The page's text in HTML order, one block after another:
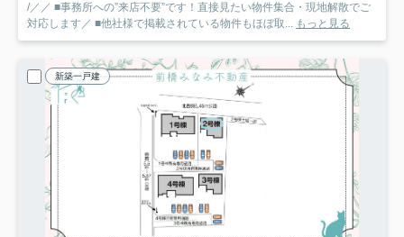
/／／ ■事務所への”来店不要”です！直接見たい物件集合・現地解散でご
対応します／ ■他社様で掲載されている物件もほぼ取... もっと見る
新築一戸建